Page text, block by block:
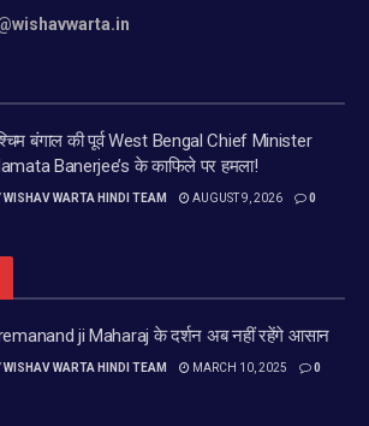
बंगाल की पूर्व West Bengal Chief Minister
Banerjee’s के काफिले पर हमला!
WISHAV WARTA HINDI TEAM AUGUST 9, 2026 0
ji Maharaj के दर्शन अब नहीं रहेंगे आसान
WISHAV WARTA HINDI TEAM MARCH 10, 2025 0